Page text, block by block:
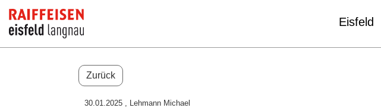
Eisfeld
Zurück
30.01.2025 , Lehmann Michael